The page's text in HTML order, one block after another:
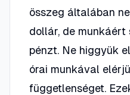
összeg általában
dollár, de munkáért
pénzt. Ne higgyük
órai munkával
függetlenséget.